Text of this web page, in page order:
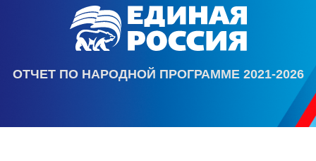
ОТЧЕТ ПО НАРОДНОЙ ПРОГРАММЕ 2021-2026